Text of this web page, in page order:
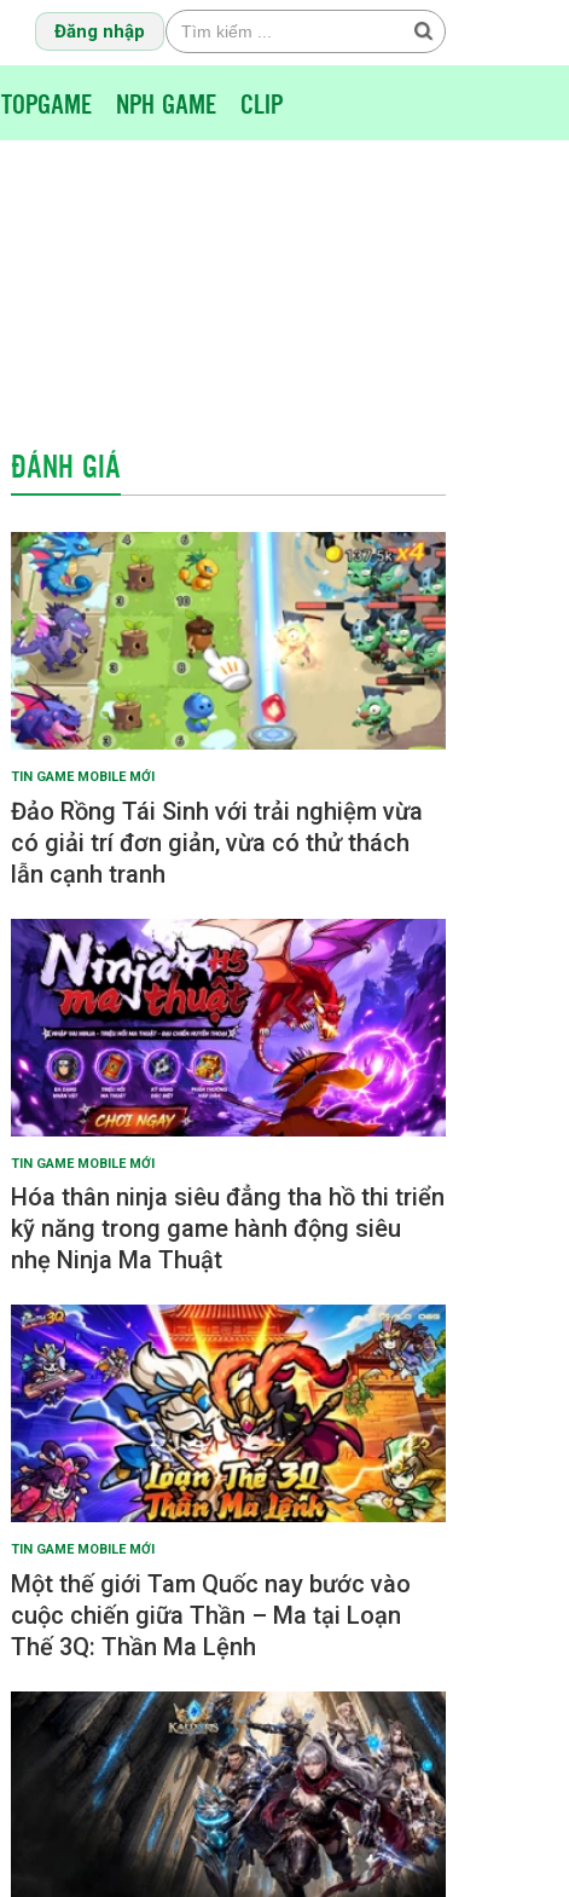
Đăng nhập
TOPGAME NPH GAME CLIP
ĐÁNH GIÁ
TIN GAME MOBILE MỚI
Đảo Rồng Tái Sinh với trải nghiệm vừa
có giải trí đơn giản, vừa có thử thách
lẫn cạnh tranh
TIN GAME MOBILE MỚI
Hóa thân ninja siêu đẳng tha hồ thi triển
kỹ năng trong game hành động siêu
nhẹ Ninja Ma Thuật
TIN GAME MOBILE MỚI
Một thế giới Tam Quốc nay bước vào
cuộc chiến giữa Thần – Ma tại Loạn
Thế 3Q: Thần Ma Lệnh